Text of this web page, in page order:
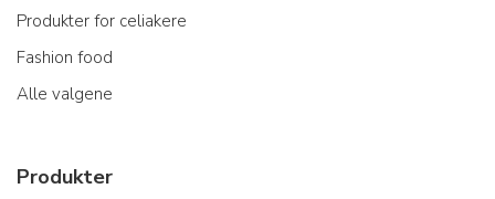
Produkter for celiakere
Fashion food
Alle valgene
Produkter